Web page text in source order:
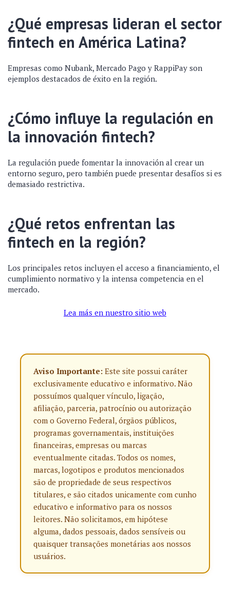
¿Qué empresas lideran el sector
fintech en América Latina?
Empresas como Nubank, Mercado Pago y RappiPay son
ejemplos destacados de éxito en la región.
¿Cómo influye la regulación en
la innovación fintech?
La regulación puede fomentar la innovación al crear un
entorno seguro, pero también puede presentar desafíos si es
demasiado restrictiva.
¿Qué retos enfrentan las
fintech en la región?
Los principales retos incluyen el acceso a financiamiento, el
cumplimiento normativo y la intensa competencia en el
mercado.
Lea más en nuestro sitio web
Aviso Importante: Este site possui caráter
exclusivamente educativo e informativo. Não
possuímos qualquer vínculo, ligação,
afiliação, parceria, patrocínio ou autorização
com o Governo Federal, órgãos públicos,
programas governamentais, instituições
financeiras, empresas ou marcas
eventualmente citadas. Todos os nomes,
marcas, logotipos e produtos mencionados
são de propriedade de seus respectivos
titulares, e são citados unicamente com cunho
educativo e informativo para os nossos
leitores. Não solicitamos, em hipótese
alguma, dados pessoais, dados sensíveis ou
quaisquer transações monetárias aos nossos
usuários.